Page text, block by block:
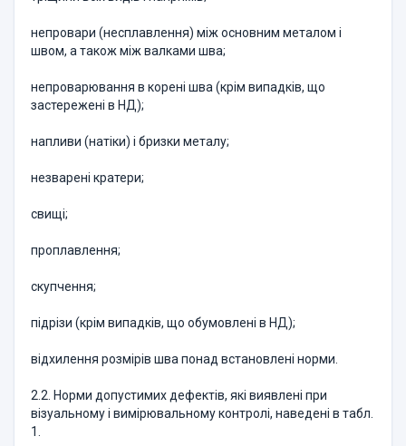
непровари (несплавлення) між основним металом і
швом, а також між валками шва;
непроварювання в корені шва (крім випадків, що
застережені в НД);
напливи (натіки) і бризки металу;
незварені кратери;
свищі;
проплавлення;
скупчення;
підрізи (крім випадків, що обумовлені в НД);
відхилення розмірів шва понад встановлені норми.
2.2. Норми допустимих дефектів, які виявлені при
візуальному і ви­мірювальному контролі, наведені в табл.
1.